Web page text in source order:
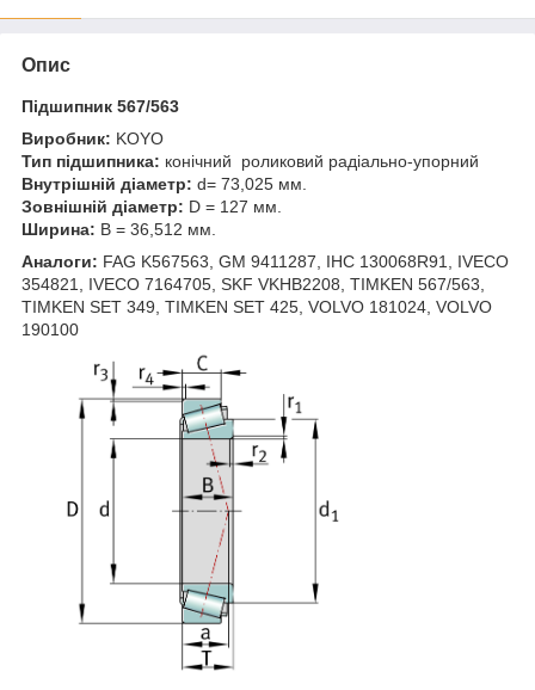
Опис
Підшипник 567/563
Виробник: KOYO
Тип підшипника: конічний роликовий радіально-упорний
Внутрішній діаметр: d= 73,025 мм.
Зовнішній діаметр: D = 127 мм.
Ширина: B = 36,512 мм.
Аналоги: FAG K567563, GM 9411287, IHC 130068R91, IVECO
354821, IVECO 7164705, SKF VKHB2208, TIMKEN 567/563,
TIMKEN SET 349, TIMKEN SET 425, VOLVO 181024, VOLVO
190100